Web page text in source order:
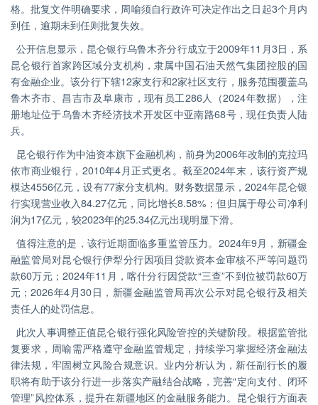
格。批复文件明确要求，周喻须自行政许可决定作出之日起3个月内
到任，逾期未到任则批复失效。
公开信息显示，昆仑银行乌鲁木齐分行成立于2009年11月3日，系
昆仑银行首家跨区域分支机构，隶属中国石油天然气集团控股的国
有金融企业。该分行下辖12家支行和2家社区支行，服务范围覆盖乌
鲁木齐市、昌吉市及阜康市，现有员工286人（2024年数据），注
册地址位于乌鲁木齐经济技术开发区中亚南路68号，现任负责人陆
兵。
昆仑银行作为中油资本旗下金融机构，前身为2006年改制的克拉玛
依市商业银行，2010年4月正式更名。截至2024年末，该行资产规
模达4556亿元，设有77家分支机构。财务数据显示，2024年昆仑银
行实现营业收入84.27亿元，同比增长8.58%；但归属于母公司净利
润为17亿元，较2023年的25.34亿元出现明显下滑。
值得注意的是，该行近期面临多重监管压力。2024年9月，新疆金
融监管局对昆仑银行伊犁分行因项目贷款资本金审核不严等问题罚
款60万元；2024年11月，喀什分行因贷款“三查”不到位被罚款60万
元；2026年4月30日，新疆金融监管局再次公示对昆仑银行及相关
责任人的处罚信息。
此次人事调整正值昆仑银行强化风险管控的关键阶段。根据监管批
复要求，周喻需严格遵守金融监管规定，持续学习掌握经济金融法
律法规，牢固树立风险合规意识。业内分析认为，新任副行长的履
职将有助于该分行进一步落实产融结合战略，完善“定向支付、闭环
管理”风控体系，提升在新疆地区的金融服务能力。昆仑银行方面表